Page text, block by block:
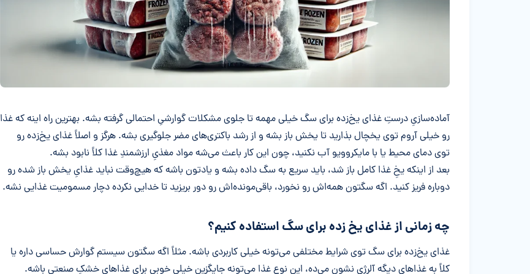
آماده‌سازیِ درستِ غذای یخ‌زده برای سگ خیلی مهمه تا جلوی مشکلات گوارشیِ احتمالی گرفته بشه. بهترین راه اینه که غذا
رو خیلی آروم توی یخچال بذارید تا یخش باز بشه و از رشد باکتری‌های مضر جلوگیری بشه. هرگز و اصلاً غذای یخ‌زده رو
توی دمای محیط یا با مایکروویو آب نکنید، چون این کار باعث می‌شه مواد مغذیِ ارزشمندِ غذا کلاً نابود بشه.
بعد از اینکه یخِ غذا کامل باز شد، باید سریع به سگ داده بشه و یادتون باشه که هیچ‌وقت نباید غذایِ یخش باز شده رو
دوباره فریز کنید. اگه سگتون همه‌اش رو نخورد، باقی‌مونده‌اش رو دور بریزید تا خدایی نکرده دچار مسمومیت غذایی نشه.
چه زمانی از غذای یخ زده برای سگ استفاده کنیم؟
غذای یخ‌زده برای سگ توی شرایط مختلفی می‌تونه خیلی کاربردی باشه. مثلاً اگه سگتون سیستم گوارش حساسی داره یا
کلاً به غذاهای دیگه آلرژی نشون می‌ده، این نوع غذا می‌تونه جایگزین خیلی خوبی برای غذاهای خشکِ صنعتی باشه.